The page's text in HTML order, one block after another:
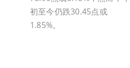
初至今仍跌30.45点或
1.85%。